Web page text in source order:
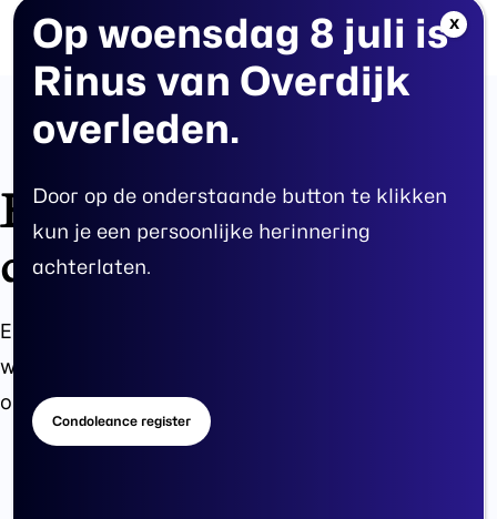
Skip
main
content
searchaccount
Menu
Er zijn geweldige
dingen in het verschiet
Er is iets moois in het vooruitzicht! Onze winkel
wordt momenteel gebouwd en zal binnenkort
online komen!
Op woensdag 8 juli is
Rinus van Overdijk
overleden.
Door op de onderstaande button te klikken
kun je een persoonlijke herinnering
achterlaten.
Condoleance register
X